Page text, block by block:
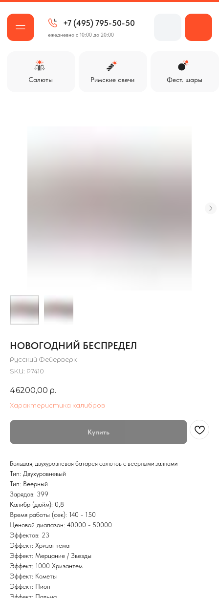
ежедневно с 10:00 до 20:00
НОВОГОДНИЙ БЕСПРЕДЕЛ
Русский Фейерверк
SKU: Р7410
46200,00 р.
Характеристика калибров
Купить
Большая, двухуровневая батарея салютов с веерными залпами
Тип: Двухуровневый
Тип: Веерный
Зарядов: 399
Калибр (дюйм): 0,8
Время работы (сек): 140 - 150
Ценовой диапазон: 40000 - 50000
Эффектов: 23
Эффект: Хризантема
Эффект: Мерцание / Звезды
Эффект: 1000 Хризантем
Эффект: Кометы
Эффект: Пион